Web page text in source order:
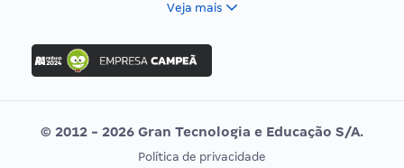
Concurso Ibama
Concurso MPU
Editais publicados
Vunesp
CONCURSOS POR PROFISSÃO
EXAME DE ORDEM
Veja mais
© 2012 - 2026 Gran Tecnologia e Educação S/A.
Política de privacidade